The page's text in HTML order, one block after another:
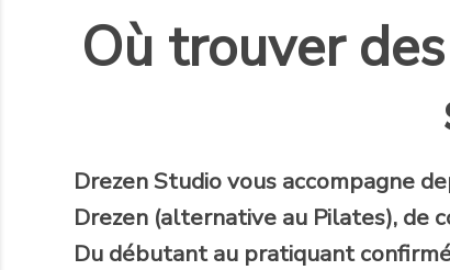
Où trouver
Drezen Studiovous accompagne
Drezen (alternative au Pilates), de
Du débutant au pratiquant